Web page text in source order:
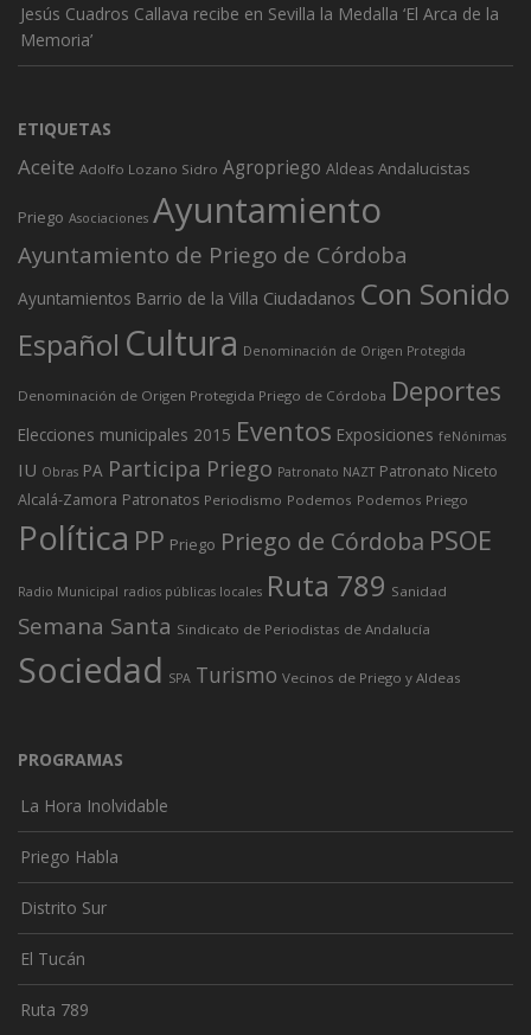
Jesús Cuadros Callava recibe en Sevilla la Medalla ‘El Arca de la
Memoria’
ETIQUETAS
Aceite Adolfo Lozano Sidro Agropriego Aldeas Andalucistas
Priego Asociaciones Ayuntamiento
Ayuntamiento de Priego de Córdoba
Ayuntamientos Barrio de la Villa Ciudadanos Con Sonido
Español Cultura Denominación de Origen Protegida
Denominación de Origen Protegida Priego de Córdoba Deportes
Elecciones municipales 2015 Eventos Exposiciones feNónimas
IU Obras PA Participa Priego Patronato NAZT Patronato Niceto
Alcalá-Zamora Patronatos Periodismo Podemos Podemos Priego
Política PP Priego Priego de Córdoba PSOE
Radio Municipal radios públicas locales Ruta 789 Sanidad
Semana Santa Sindicato de Periodistas de Andalucía
Sociedad SPA Turismo Vecinos de Priego y Aldeas
PROGRAMAS
La Hora Inolvidable
Priego Habla
Distrito Sur
El Tucán
Ruta 789